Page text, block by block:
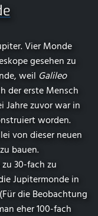
Vier Monde
gesehen zu
weil Galileo
der erste Mensch
Jahre zuvor war in
worden.
von dieser neuen
bauen.
30-fach zu
Jupitermonde in
die Beobachtung
eher 100-fach